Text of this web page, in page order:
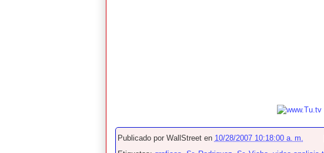
Publicado por WallStreet en 10/28/2007 10:18:00 a. m.